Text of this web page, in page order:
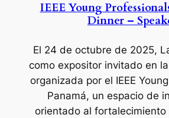
IEEE Young
Dinner –
El 24 de octubre de 2025,
como expositor invitado en
organizada por el IEEE
Panamá, un espacio de
orientado al fortalecimiento